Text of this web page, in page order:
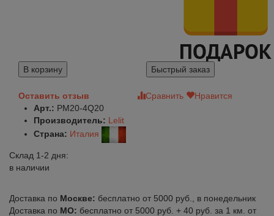
В корзину Быстрый заказ
Оставить отзыв Сравнить
Нравится
Арт.: PM20-4Q20
Производитель: Lelit
Страна: Италия
Склад 1-2 дня:
в наличии
Доставка по Москве: бесплатно от 5000 руб., в понедельник
Доставка по МО: бесплатно от 5000 руб. + 40 руб. за 1 км. от